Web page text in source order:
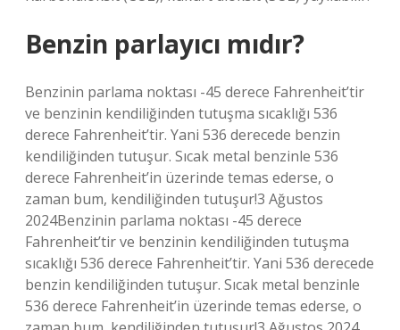
Benzin parlayıcı mıdır?
Benzinin parlama noktası -45 derece Fahrenheit’tir
ve benzinin kendiliğinden tutuşma sıcaklığı 536
derece Fahrenheit’tir. Yani 536 derecede benzin
kendiliğinden tutuşur. Sıcak metal benzinle 536
derece Fahrenheit’in üzerinde temas ederse, o
zaman bum, kendiliğinden tutuşur!3 Ağustos
2024Benzinin parlama noktası -45 derece
Fahrenheit’tir ve benzinin kendiliğinden tutuşma
sıcaklığı 536 derece Fahrenheit’tir. Yani 536 derecede
benzin kendiliğinden tutuşur. Sıcak metal benzinle
536 derece Fahrenheit’in üzerinde temas ederse, o